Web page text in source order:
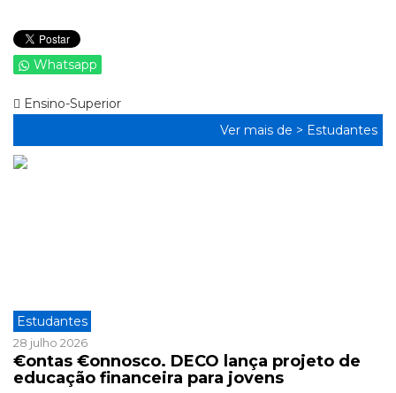
Whatsapp
Ensino-Superior
Ver mais de > Estudantes
Estudantes
28 julho 2026
€ontas €onnosco. DECO lança projeto de
educação financeira para jovens